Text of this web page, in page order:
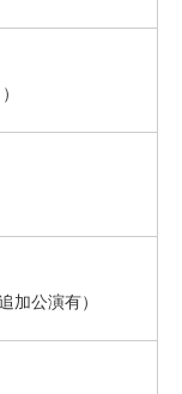
公演有）